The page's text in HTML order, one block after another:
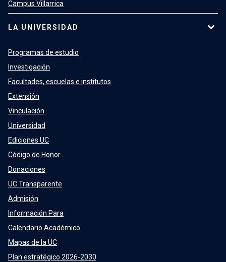
Campus Villarrica
LA UNIVERSIDAD
Programas de estudio
Investigación
Facultades, escuelas e institutos
Extensión
Vinculación
Universidad
Ediciones UC
Código de Honor
Donaciones
UC Transparente
Admisión
Información Para
Calendario Académico
Mapas de la UC
Plan estratégico 2026-2030